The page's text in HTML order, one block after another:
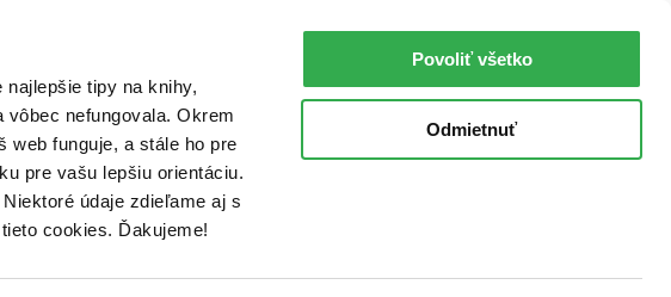
tipy na knihy,
nefungovala. Okrem
funguje, a stále ho pre
pre vašu lepšiu orientáciu.
údaje zdieľame aj s
cookies. Ďakujeme!
Povoliť všetko
Odmietnuť